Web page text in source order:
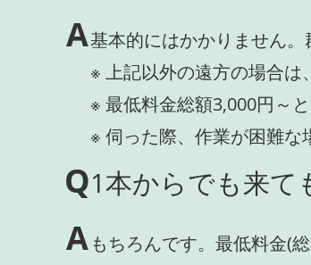
A基本的にはかかりません。
※ 上記以外の遠方の場合は
※ 最低料金総額3,000円～と
※ 伺った際、作業が困難な
Q1本からでも来て
Aもちろんです。最低料金(